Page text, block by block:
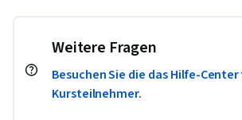
Weitere Fragen
Besuchen Sie die das Hilfe-
Kursteilnehmer.